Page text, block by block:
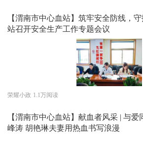
【渭南市中心血站】筑牢安全防线，
站召开安全生产工作专题会议
荣耀小政 1.1万阅读
【渭南市中心血站】献血者风采 | 与
峰涛 胡艳琳夫妻用热血书写浪漫